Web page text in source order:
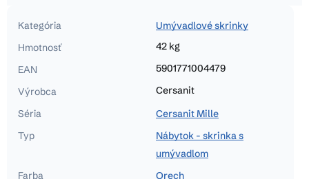
Kategória
Umývadlové skrinky
Hmotnosť
42 kg
EAN
5901771004479
Výrobca
Cersanit
Séria
Cersanit Mille
Typ
Nábytok - skrinka s
umývadlom
Farba
Orech